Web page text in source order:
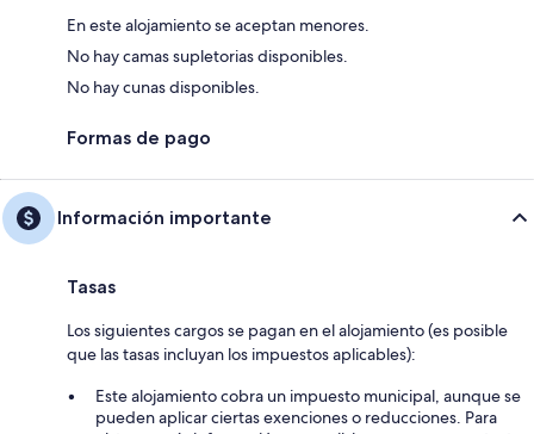
En este alojamiento se aceptan menores.
No hay camas supletorias disponibles.
No hay cunas disponibles.
Formas de pago
Información importante
Tasas
Los siguientes cargos se pagan en el alojamiento (es posible
que las tasas incluyan los impuestos aplicables):
Este alojamiento cobra un impuesto municipal, aunque se
pueden aplicar ciertas exenciones o reducciones. Para